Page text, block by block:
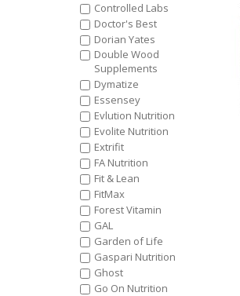
Controlled Labs
Doctor's Best
Dorian Yates
Double Wood
Supplements
Dymatize
Essensey
Evlution Nutrition
Evolite Nutrition
Extrifit
FA Nutrition
Fit & Lean
FitMax
Forest Vitamin
GAL
Garden of Life
Gaspari Nutrition
Ghost
Go On Nutrition